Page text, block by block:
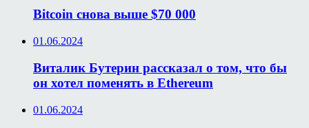
Bitcoin снова выше $70 000
01.06.2024
Виталик Бутерин рассказал о том, что бы
он хотел поменять в Ethereum
01.06.2024